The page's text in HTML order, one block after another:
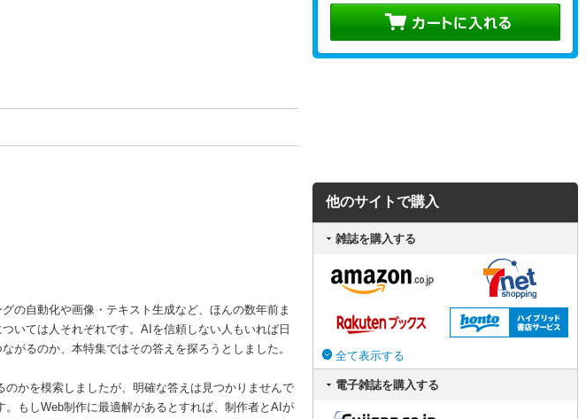
の自動化や画像・テキスト生成など、ほんの数年前ま
いては人それぞれです。AIを信頼しない人もいれば日
がるのか、本特集ではその答えを探ろうとしました。
かを模索しましたが、明確な答えは見つかりませんで
もしWeb制作に最適解があるとすれば、制作者とAIが
他のサイトで購入
雑誌を購入する
全て表示する
電子雑誌を購入する